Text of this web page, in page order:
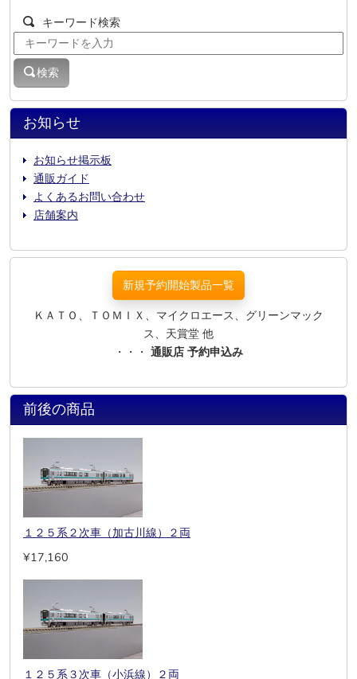
お知らせ
お知らせ掲示板
通販ガイド
よくあるお問い合わせ
店舗案内
キーワード検索
検索
新規予約開始製品一覧
ＫＡＴＯ、ＴＯＭＩＸ、マイクロエース、グリーンマック
ス、天賞堂 他
・・・ 通販店 予約申込み
前後の商品
１２５系２次車（加古川線）２両
¥17,160
１２５系３次車（小浜線）２両